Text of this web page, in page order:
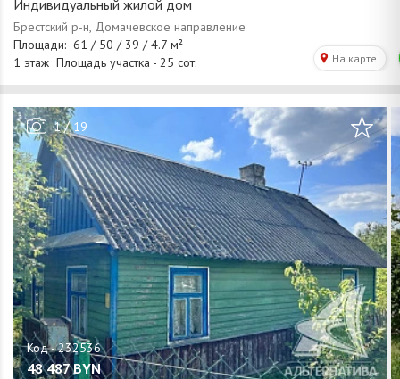
Индивидуальный жилой дом
1/19
48 487 BYN